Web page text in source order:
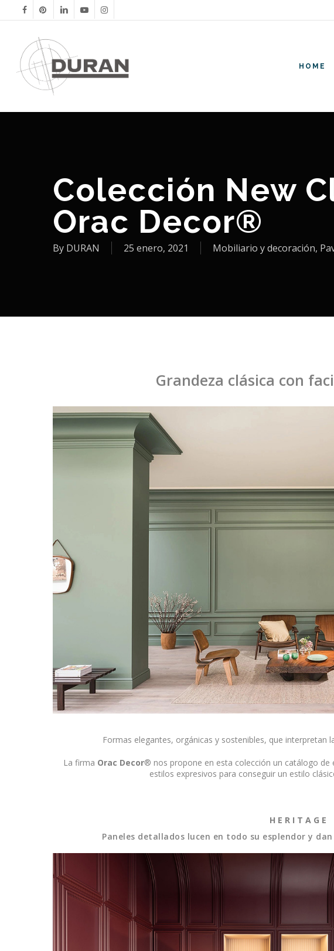
facebookpinterestlinkedinyoutubeinstagram
HOME
Colección New
Orac Decor®
By DURAN 25 enero, 2021 Mobiliario y decoración,
Grandeza clásica con
Formas elegantes, orgánicas y sostenibles, que interpretan
La firma Orac Decor® nos propone en esta colección un catálogo
estilos expresivos para conseguir un estilo
H E R I T A G E
Paneles detallados lucen en todo su esplendor y